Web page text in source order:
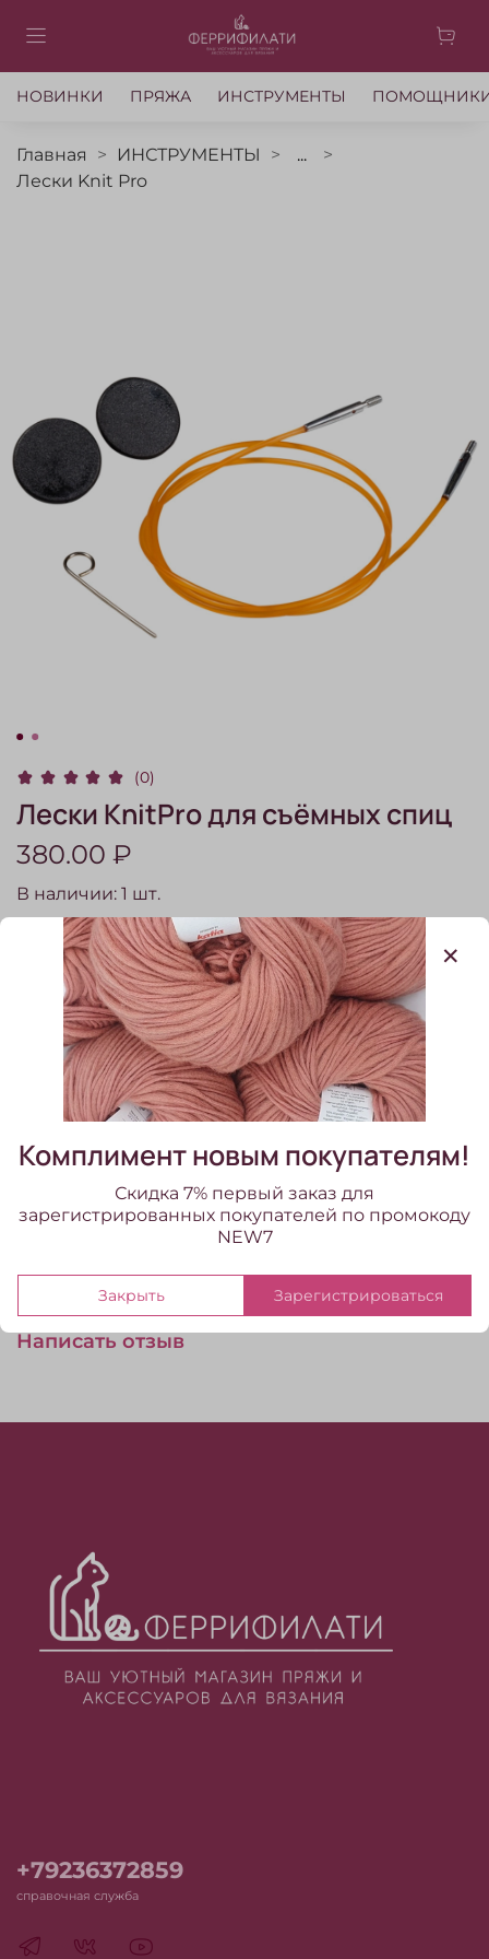
НОВИНКИ ПРЯЖА ИНСТРУМЕНТЫ
Главная ИНСТРУМЕНТЫ
...
Лески Knit Pro
(0)
Лески KnitPro для съёмных спиц
380.00 ₽
В наличии: 1 шт.
Леска, см
80
В корзину
В избранное
Лески KnitPro для съёмных спиц
Отзывов еще никто не оставлял
Написать отзыв
+79236372859
справочная служба
Комплимент новым покупателям!
Скидка 7% первый заказ для
зарегистрированных покупателей по промокоду
NEW7
Закрыть Зарегистрироваться